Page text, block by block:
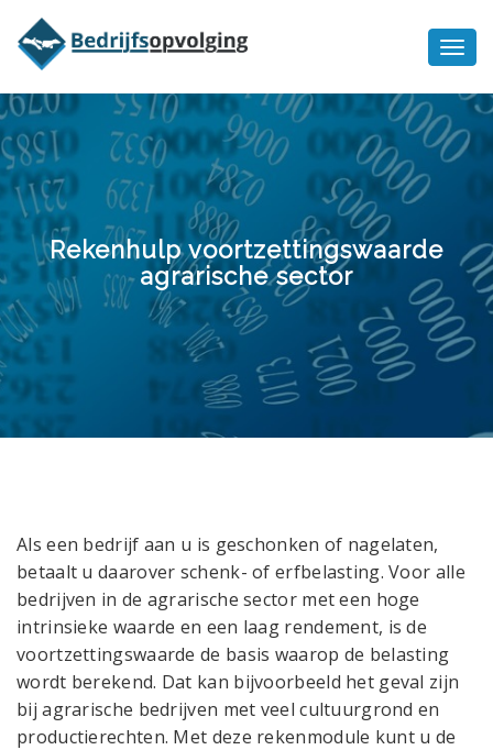
Rekenhulp voortzettingswaarde
agrarische sector
Als een bedrijf aan u is geschonken of nagelaten,
betaalt u daarover schenk- of erfbelasting. Voor alle
bedrijven in de agrarische sector met een hoge
intrinsieke waarde en een laag rendement, is de
voortzettingswaarde de basis waarop de belasting
wordt berekend. Dat kan bijvoorbeeld het geval zijn
bij agrarische bedrijven met veel cultuurgrond en
productierechten. Met deze rekenmodule kunt u de
bedrijfsopvolging voor fiscaal
juridisch advies
Ik wil meer informatie